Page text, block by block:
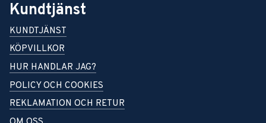
Kundtjänst
KUNDTJÄNST
KÖPVILLKOR
HUR HANDLAR JAG?
POLICY OCH COOKIES
REKLAMATION OCH RETUR